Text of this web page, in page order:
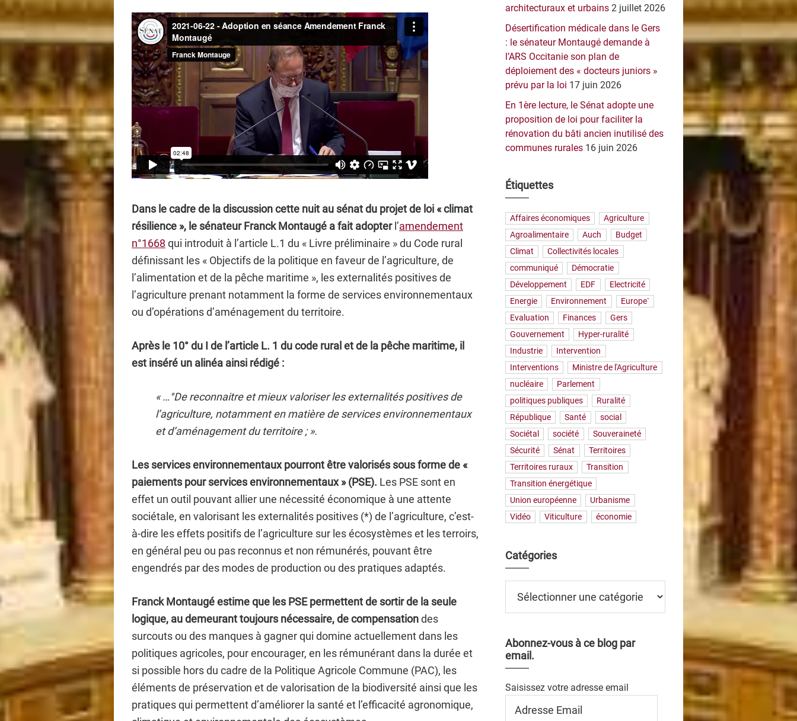
Dans le cadre de la discussion cette nuit au sénat du projet de loi « climat
résilience », le sénateur Franck Montaugé a fait adopterl’amendement
n°1668 qui introduit à l’article L.1 du « Livre préliminaire » du Code rural
définissant les « Objectifs de la politique en faveur de l’agriculture, de
l’alimentation et de la pêche maritime », les externalités positives de
l’agriculture prenant notamment la forme de services environnementaux
ou d’opérations d’aménagement du territoire.
Après le 10° du I de l’article L. 1 du code rural et de la pêche maritime, il
est inséré un alinéa ainsi rédigé :
« …°De reconnaitre et mieux valoriser les externalités positives de
l’agriculture, notamment en matière de services environnementaux
et d’aménagement du territoire ; ».
Les services environnementaux pourront être valorisés sous forme de «
paiements pour services environnementaux » (PSE). Les PSE sont en
effet un outil pouvant allier une nécessité économique à une attente
sociétale, en valorisant les externalités positives (*) de l’agriculture, c’est-
à-dire les effets positifs de l’agriculture sur les écosystèmes et les terroirs,
en général peu ou pas reconnus et non rémunérés, pouvant être
engendrés par des modes de production ou des pratiques adaptés.
Franck Montaugé estime que les PSE permettent de sortir de la seule
logique, au demeurant toujours nécessaire, de compensationdes
surcouts ou des manques à gagner qui domine actuellement dans les
politiques agricoles, pour encourager, en les rémunérant dans la durée et
si possible hors du cadre de la Politique Agricole Commune (PAC), les
éléments de préservation et de valorisation de la biodiversité ainsi que les
pratiques qui permettent d’améliorer la santé et l’efficacité agronomique,
architecturaux et urbains 2 juillet 2026
Désertification médicale dans le Gers
: le sénateur Montaugé demande à
l’ARS Occitanie son plan de
déploiement des « docteurs juniors »
prévu par la loi 17 juin 2026
En 1ère lecture, le Sénat adopte une
proposition de loi pour faciliter la
rénovation du bâti ancien inutilisé des
communes rurales 16 juin 2026
Étiquettes
Affaires économiques
Agriculture
Agroalimentaire
Auch
Budget
Climat
Collectivités locales
communiqué
Démocratie
Développement
EDF
Electricité
Energie
Environnement
Europe`
Evaluation
Finances
Gers
Gouvernement
Hyper-ruralité
Industrie
Intervention
Interventions
Ministre de l'Agriculture
nucléaire
Parlement
politiques publiques
Ruralité
République
Santé
social
Sociétal
société
Souveraineté
Sécurité
Sénat
Territoires
Territoires ruraux
Transition
Transition énergétique
Union européenne
Urbanisme
Vidéo
Viticulture économie
Catégories
Abonnez-vous à ce blog par
email.
Saisissez votre adresse email
Email